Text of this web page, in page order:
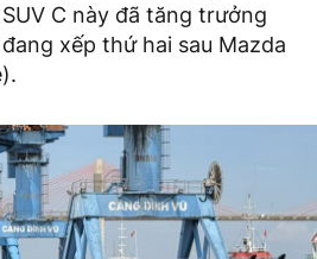
C này đã tăng trưởng
xếp thứ hai sau Mazda